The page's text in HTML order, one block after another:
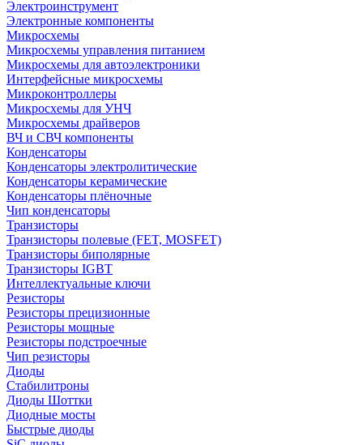
Электроинструмент
Электронные компоненты
Микросхемы
Микросхемы управления питанием
Микросхемы для автоэлектроники
Интерфейсные микросхемы
Микроконтроллеры
Микросхемы для УНЧ
Микросхемы драйверов
ВЧ и СВЧ компоненты
Конденсаторы
Конденсаторы электролитические
Конденсаторы керамические
Конденсаторы плёночные
Чип конденсаторы
Транзисторы
Транзисторы полевые (FET, MOSFET)
Транзисторы биполярные
Транзисторы IGBT
Интеллектуальные ключи
Резисторы
Резисторы прецизионные
Резисторы мощные
Резисторы подстроечные
Чип резисторы
Диоды
Стабилитроны
Диоды Шоттки
Диодные мосты
Быстрые диоды